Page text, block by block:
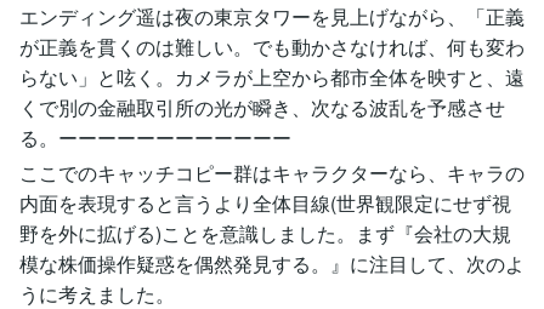
エンディング遥は夜の東京タワーを見上げながら、「正義
が正義を貫くのは難しい。でも動かさなければ、何も変わ
らない」と呟く。カメラが上空から都市全体を映すと、遠
くで別の金融取引所の光が瞬き、次なる波乱を予感させ
る。ーーーーーーーーーーーー
ここでのキャッチコピー群はキャラクターなら、キャラの
内面を表現すると言うより全体目線(世界観限定にせず視
野を外に拡げる)ことを意識しました。まず『会社の大規
模な株価操作疑惑を偶然発見する。』に注目して、次のよ
うに考えました。